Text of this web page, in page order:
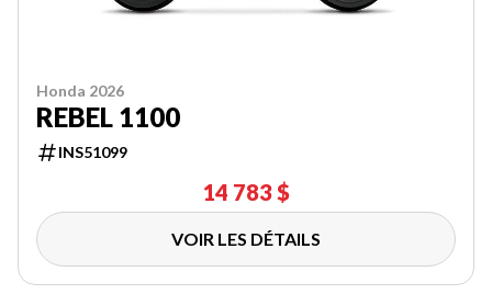
Honda 2026
REBEL 1100
INS51099
14 783 $
VOIR LES DÉTAILS